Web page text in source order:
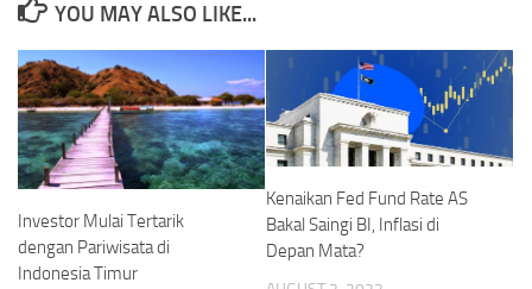
YOU MAY ALSO LIKE...
Investor Mulai Tertarik
dengan Pariwisata di
Indonesia Timur
Kenaikan Fed Fund Rate AS
Bakal Saingi BI, Inflasi di
Depan Mata?